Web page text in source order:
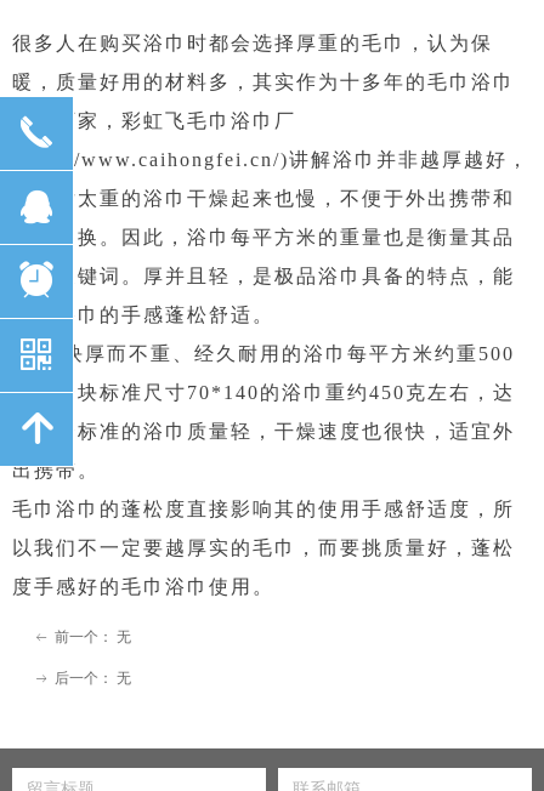
很多人在购买浴巾时都会选择厚重的毛巾，认为保
暖，质量好用的材料多，其实作为十多年的毛巾浴巾
生产厂家，彩虹飞毛巾浴巾厂
(http://www.caihongfei.cn/)讲解浴巾并非越厚越好，
湿水后太重的浴巾干燥起来也慢，不便于外出携带和
频繁更换。因此，浴巾每平方米的重量也是衡量其品
质的关键词。厚并且轻，是极品浴巾具备的特点，能
保证浴巾的手感蓬松舒适。
一块厚而不重、经久耐用的浴巾每平方米约重500
克，一块标准尺寸70*140的浴巾重约450克左右，达
到这个标准的浴巾质量轻，干燥速度也很快，适宜外
出携带。
毛巾浴巾的蓬松度直接影响其的使用手感舒适度，所
以我们不一定要越厚实的毛巾，而要挑质量好，蓬松
度手感好的毛巾浴巾使用。
ꂃ 前一个： 无
ꁹ 后一个： 无
끅
뀩
뀥
낃
녕